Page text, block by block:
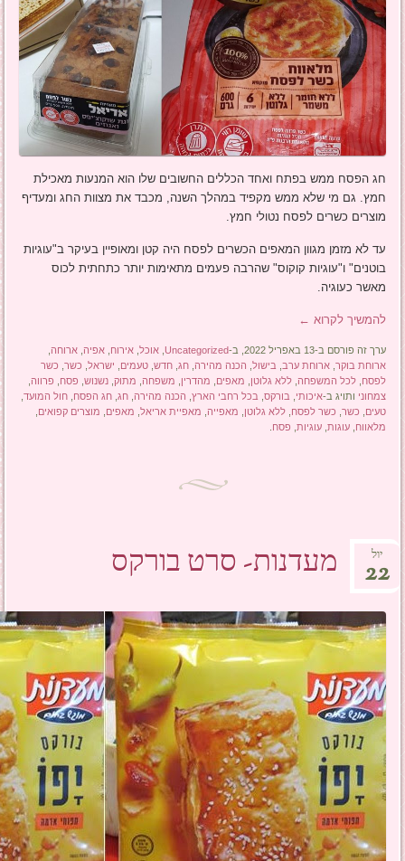
חג הפסח ממש בפתח ואחד הכללים החשובים שלו הוא המנעות מאכילת
חמץ. גם מי שלא ממש מקפיד במהלך השנה, מכבד את מצוות החג ומעדיף
מוצרים כשרים לפסח נטולי חמץ.
עד לא מזמן מגוון המאפים הכשרים לפסח היה קטן ומאופיין בעיקר ב"עוגיות
בוטנים" ו"עוגיות קוקוס" שהרבה פעמים מתאימות יותר כתחתית לכוס
מאשר כעוגיה.
להמשיך לקרוא ←
ערך זה פורסם ב-13 באפריל 2022, ב- Uncategorized
,אוכל ,אירוח ,אפיה ,ארוחה
ארוחת בוקר ,ארוחת ערב בישול הכנה מהירה ,חג ,חדש ,טעמים ישראל כשר כשר
לפסח ,לכל המשפחה ,ללא גלוטן מאפים מהדרין משפחה מתוק ,נשנוש פסח פרווה
צמחוני ותויג ב-איכותי בורקס בכל רחבי הארץ הכנה מהירה ,חג ,חג הפסח ,חול המועד
טעים
כשר כשר לפסח ,ללא גלוטן מאפייה מאפיית אריאל מאפים מוצרים קפואים
מלאווח ,עוגות ,עוגיות פסח
מעדנות- סרט בורקס יול
22